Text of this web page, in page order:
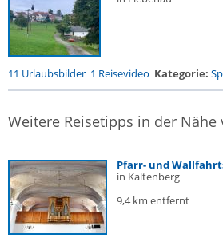
11 Urlaubsbilder 1 Reisevideo Kategorie:
Weitere Reisetipps in der Nähe
Pfarr- und
in Kaltenberg
9,4 km entfernt